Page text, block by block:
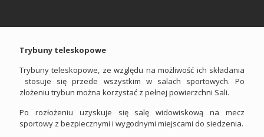
Trybuny teleskopowe
Trybuny teleskopowe, ze względu na możliwość ich składania
stosuje się przede wszystkim w salach sportowych. Po
złożeniu trybun można korzystać z pełnej powierzchni Sali.
Po rozłożeniu uzyskuje się salę widowiskową na mecz
sportowy z bezpiecznymi i wygodnymi miejscami do siedzenia.